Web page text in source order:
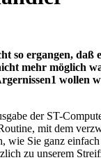
so ergangen,
mehr möglich
der ST-
mit dem
wie Sie ganz
zu unserem